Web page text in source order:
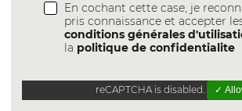
En cochant cette case, je
pris connaissance et accepter
conditions générales
la politique de confidentialite
reCAPTCHA is disabled. ✓